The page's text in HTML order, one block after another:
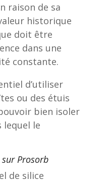
raison de sa
historique
doit être
dans une
constante.
d’utiliser
ou des étuis
bien isoler
lequel le
Prosorb
de silice